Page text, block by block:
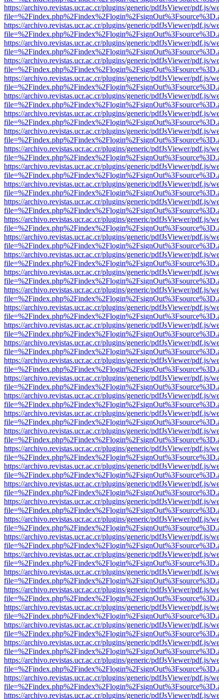
https://archivo.revistas.ucr.ac.cr/plugins/generic/pdfJsViewer/pdf.js/
https://archivo.revistas.ucr.ac.cr/plugins/generic/pdfJsViewer/pdf.js/
https://archivo.revistas.ucr.ac.cr/plugins/generic/pdfJsViewer/pdf.js/
https://archivo.revistas.ucr.ac.cr/plugins/generic/pdfJsViewer/pdf.js/
https://archivo.revistas.ucr.ac.cr/plugins/generic/pdfJsViewer/pdf.js/
https://archivo.revistas.ucr.ac.cr/plugins/generic/pdfJsViewer/pdf.js/
https://archivo.revistas.ucr.ac.cr/plugins/generic/pdfJsViewer/pdf.js/
https://archivo.revistas.ucr.ac.cr/plugins/generic/pdfJsViewer/pdf.js/
https://archivo.revistas.ucr.ac.cr/plugins/generic/pdfJsViewer/pdf.js/
https://archivo.revistas.ucr.ac.cr/plugins/generic/pdfJsViewer/pdf.js/
https://archivo.revistas.ucr.ac.cr/plugins/generic/pdfJsViewer/pdf.js/
https://archivo.revistas.ucr.ac.cr/plugins/generic/pdfJsViewer/pdf.js/
https://archivo.revistas.ucr.ac.cr/plugins/generic/pdfJsViewer/pdf.js/
https://archivo.revistas.ucr.ac.cr/plugins/generic/pdfJsViewer/pdf.js/
https://archivo.revistas.ucr.ac.cr/plugins/generic/pdfJsViewer/pdf.js/
https://archivo.revistas.ucr.ac.cr/plugins/generic/pdfJsViewer/pdf.js/
https://archivo.revistas.ucr.ac.cr/plugins/generic/pdfJsViewer/pdf.js/
https://archivo.revistas.ucr.ac.cr/plugins/generic/pdfJsViewer/pdf.js/
https://archivo.revistas.ucr.ac.cr/plugins/generic/pdfJsViewer/pdf.js/
https://archivo.revistas.ucr.ac.cr/plugins/generic/pdfJsViewer/pdf.js/
https://archivo.revistas.ucr.ac.cr/plugins/generic/pdfJsViewer/pdf.js/
https://archivo.revistas.ucr.ac.cr/plugins/generic/pdfJsViewer/pdf.js/
https://archivo.revistas.ucr.ac.cr/plugins/generic/pdfJsViewer/pdf.js/
https://archivo.revistas.ucr.ac.cr/plugins/generic/pdfJsViewer/pdf.js/
https://archivo.revistas.ucr.ac.cr/plugins/generic/pdfJsViewer/pdf.js/
https://archivo.revistas.ucr.ac.cr/plugins/generic/pdfJsViewer/pdf.js/
https://archivo.revistas.ucr.ac.cr/plugins/generic/pdfJsViewer/pdf.js/
https://archivo.revistas.ucr.ac.cr/plugins/generic/pdfJsViewer/pdf.js/
https://archivo.revistas.ucr.ac.cr/plugins/generic/pdfJsViewer/pdf.js/
https://archivo.revistas.ucr.ac.cr/plugins/generic/pdfJsViewer/pdf.js/
https://archivo.revistas.ucr.ac.cr/plugins/generic/pdfJsViewer/pdf.js/
https://archivo.revistas.ucr.ac.cr/plugins/generic/pdfJsViewer/pdf.js/
https://archivo.revistas.ucr.ac.cr/plugins/generic/pdfJsViewer/pdf.js/
https://archivo.revistas.ucr.ac.cr/plugins/generic/pdfJsViewer/pdf.js/
https://archivo.revistas.ucr.ac.cr/plugins/generic/pdfJsViewer/pdf.js/
https://archivo.revistas.ucr.ac.cr/plugins/generic/pdfJsViewer/pdf.js/
https://archivo.revistas.ucr.ac.cr/plugins/generic/pdfJsViewer/pdf.js/
https://archivo.revistas.ucr.ac.cr/plugins/generic/pdfJsViewer/pdf.js/
https://archivo.revistas.ucr.ac.cr/plugins/generic/pdfJsViewer/pdf.js/
https://archivo.revistas.ucr.ac.cr/plugins/generic/pdfJsViewer/pdf.js/